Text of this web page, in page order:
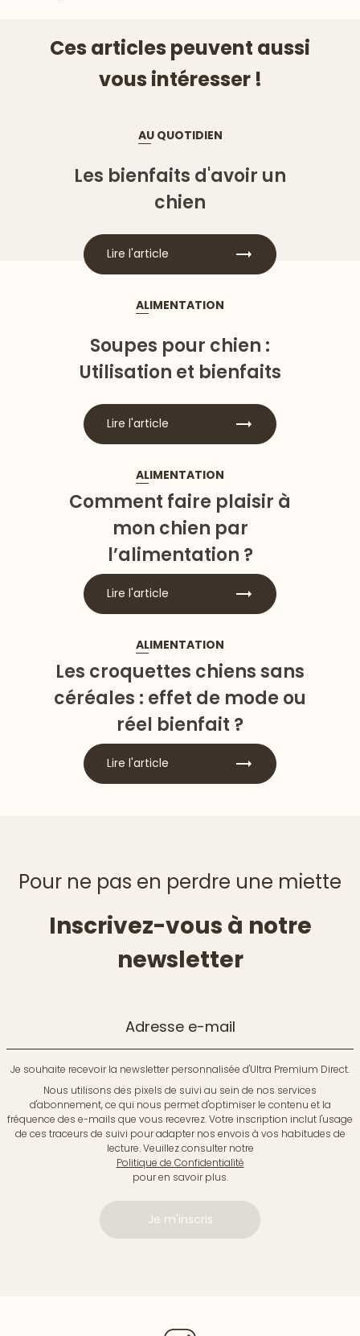
Ces articles peuvent aussi
vous intéresser !
AU QUOTIDIEN
Les bienfaits d'avoir un
chien
Lire l'article
ALIMENTATION
Soupes pour chien :
Utilisation et bienfaits
Lire l'article
ALIMENTATION
Comment faire plaisir à
mon chien par
l’alimentation ?
Lire l'article
ALIMENTATION
Les croquettes chiens sans
céréales : effet de mode ou
réel bienfait ?
Lire l'article
Pour ne pas en perdre une miette
Inscrivez-vous à notre
newsletter
Adresse e-mail
Je souhaite recevoir la newsletter personnalisée d'Ultra Premium Direct.
Nous utilisons des pixels de suivi au sein de nos services
d'abonnement, ce qui nous permet d'optimiser le contenu et la
fréquence des e-mails que vous recevrez. Votre inscription inclut l'usage
de ces traceurs de suivi pour adapter nos envois à vos habitudes de
lecture. Veuillez consulter notre
Politique de Confidentialité
pour en savoir plus.
Je m'inscris